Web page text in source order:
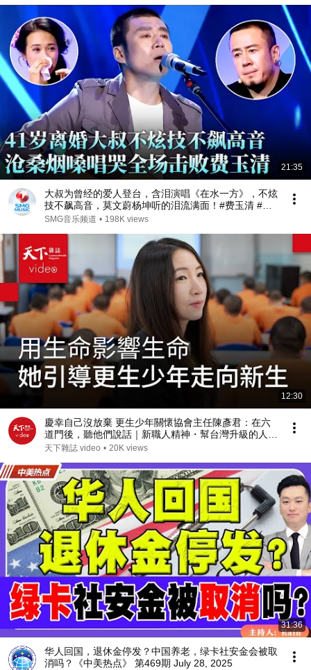
21:35
大叔为曾经的爱人登台，含泪演唱《在水一方》，不炫
技不飙高音，莫文蔚杨坤听的泪流满面！#费玉清 #任
柏儒 #天籁之战1 精华版 clip
SMG音乐频道 • 198K views
12:30
慶幸自己沒放棄 更生少年關懷協會主任陳彥君：在六
道門後，聽他們說話｜新職人精神・幫台灣升級的人
【天下44週年特別報導】
天下雜誌 video • 20K views
31:36
华人回国，退休金停发？中国养老，绿卡社安金会被取
消吗？《中美热点》 第469期 July 28, 2025